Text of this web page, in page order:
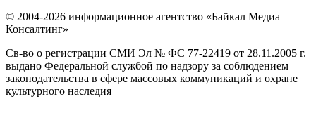
© 2004-2026 информационное агентство «Байкал Медиа
Консалтинг»
Св-во о регистрации СМИ Эл № ФС 77-22419 от 28.11.2005 г.
выдано Федеральной службой по надзору за соблюдением
законодательства в сфере массовых коммуникаций и охране
культурного наследия